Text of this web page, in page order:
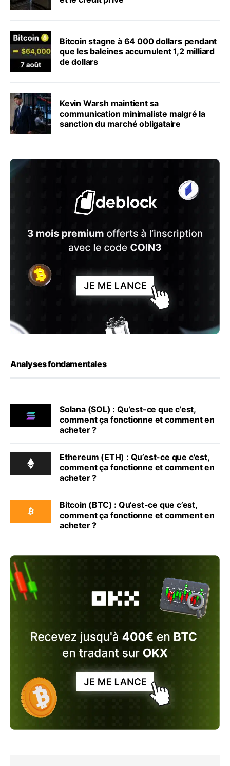
Bitcoin stagne à 64 000 dollars pendant
que les baleines accumulent 1,2 milliard
de dollars
Kevin Warsh maintient sa
communication minimaliste malgré la
sanction du marché obligataire
Analyses fondamentales
Solana (SOL) : Qu’est-ce que c’est,
comment ça fonctionne et comment en
acheter ?
Ethereum (ETH) : Qu’est-ce que c’est,
comment ça fonctionne et comment en
acheter ?
Bitcoin (BTC) : Qu’est-ce que c’est,
comment ça fonctionne et comment en
acheter ?